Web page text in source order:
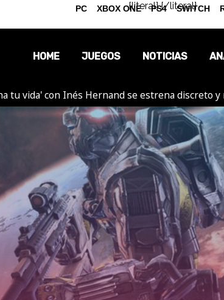
{literal}{/literal}
HOME JUEGOS NOTICIAS
OPINIÓN
REPORTAJES
tu vida' con Inés Hernand se estrena discreto
PC XBOX ONE PS4 SWITCH